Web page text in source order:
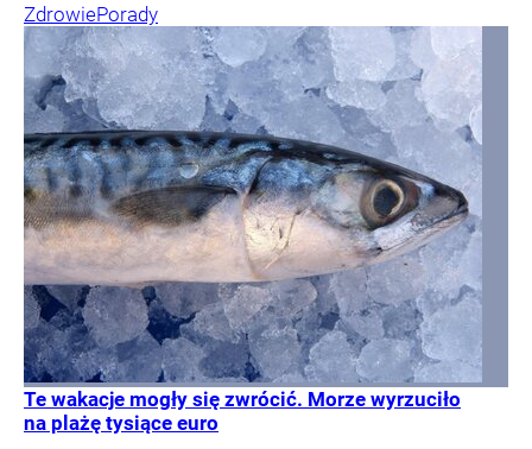
ZdrowiePorady
Te wakacje mogły się zwrócić. Morze wyrzuciło
na plażę tysiące euro